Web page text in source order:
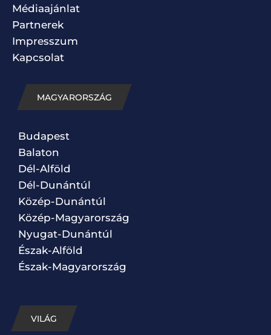
Médiaajánlat
Partnerek
Impresszum
Kapcsolat
MAGYARORSZÁG
Budapest
Balaton
Dél-Alföld
Dél-Dunántúl
Közép-Dunántúl
Közép-Magyarország
Nyugat-Dunántúl
Észak-Alföld
Észak-Magyarország
VILÁG